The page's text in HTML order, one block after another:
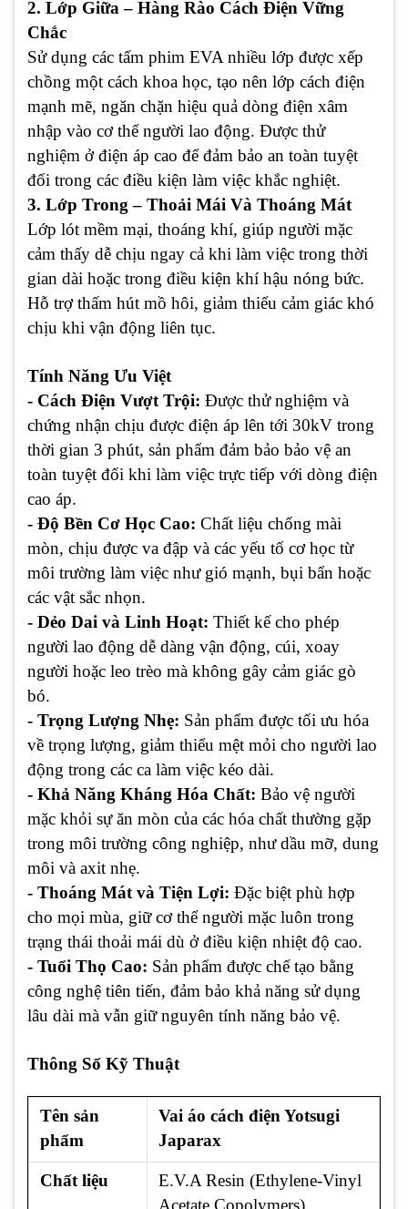
2. Lớp Giữa – Hàng Rào Cách Điện Vững
Chắc
Sử dụng các tấm phim EVA nhiều lớp được xếp
chồng một cách khoa học, tạo nên lớp cách điện
mạnh mẽ, ngăn chặn hiệu quả dòng điện xâm
nhập vào cơ thể người lao động. Được thử
nghiệm ở điện áp cao để đảm bảo an toàn tuyệt
đối trong các điều kiện làm việc khắc nghiệt.
3. Lớp Trong – Thoải Mái Và Thoáng Mát
Lớp lót mềm mại, thoáng khí, giúp người mặc
cảm thấy dễ chịu ngay cả khi làm việc trong thời
gian dài hoặc trong điều kiện khí hậu nóng bức.
Hỗ trợ thấm hút mồ hôi, giảm thiểu cảm giác khó
chịu khi vận động liên tục.
Tính Năng Ưu Việt
- Cách Điện Vượt Trội: Được thử nghiệm và
chứng nhận chịu được điện áp lên tới 30kV trong
thời gian 3 phút, sản phẩm đảm bảo bảo vệ an
toàn tuyệt đối khi làm việc trực tiếp với dòng điện
cao áp.
- Độ Bền Cơ Học Cao: Chất liệu chống mài
mòn, chịu được va đập và các yếu tố cơ học từ
môi trường làm việc như gió mạnh, bụi bẩn hoặc
các vật sắc nhọn.
- Dẻo Dai và Linh Hoạt: Thiết kế cho phép
người lao động dễ dàng vận động, cúi, xoay
người hoặc leo trèo mà không gây cảm giác gò
bó.
- Trọng Lượng Nhẹ: Sản phẩm được tối ưu hóa
về trọng lượng, giảm thiểu mệt mỏi cho người lao
động trong các ca làm việc kéo dài.
- Khả Năng Kháng Hóa Chất: Bảo vệ người
mặc khỏi sự ăn mòn của các hóa chất thường gặp
trong môi trường công nghiệp, như dầu mỡ, dung
môi và axit nhẹ.
- Thoáng Mát và Tiện Lợi: Đặc biệt phù hợp
cho mọi mùa, giữ cơ thể người mặc luôn trong
trạng thái thoải mái dù ở điều kiện nhiệt độ cao.
- Tuổi Thọ Cao: Sản phẩm được chế tạo bằng
công nghệ tiên tiến, đảm bảo khả năng sử dụng
lâu dài mà vẫn giữ nguyên tính năng bảo vệ.
Thông Số Kỹ Thuật
Tên sản
phẩm
Vai áo cách điện Yotsugi
Japarax
Chất liệu
E.V.A Resin (Ethylene-Vinyl
Acetate Copolymers)